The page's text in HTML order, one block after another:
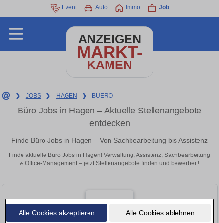
Alle Cookies akzeptieren Alle Cookies ablehnen
Event Auto Immo Job
ANZEIGEN
MARKT-
KAMEN
❯ JOBS ❯ HAGEN ❯ BUERO
Büro Jobs in Hagen – Aktuelle Stellenangebote
entdecken
Finde Büro Jobs in Hagen – Von Sachbearbeitung bis Assistenz
Finde aktuelle Büro Jobs in Hagen! Verwaltung, Assistenz, Sachbearbeitung
& Office-Management – jetzt Stellenangebote finden und bewerben!